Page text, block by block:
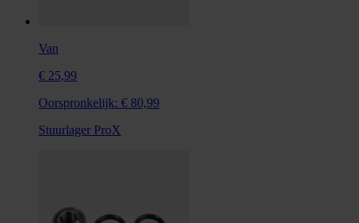
Van
€ 25,99
Oorspronkelijk: € 80,99
Stuurlager ProX